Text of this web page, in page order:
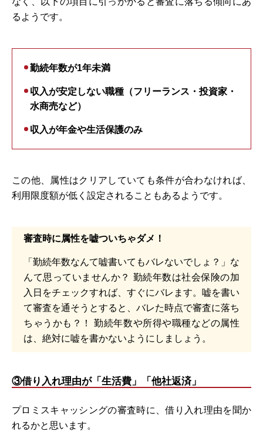
るようです。
勤続年数が1年未満
収入が安定しない職種（フリーランス・投資家・
水商売など）
収入が年金や生活保護のみ
この他、属性はクリアしていても条件が合わなければ、
利用限度額が低く設定されることもあるようです。
審査時に属性を嘘ついちゃダメ！
「勤続年数なんて嘘書いてもバレないでしょ？」な
んて思っていませんか？ 勤続年数は社会保険の加
入日をチェックすれば、すぐにバレます。嘘を書い
て審査を通そうとすると、バレた時点で審査に落ち
ちゃうかも？！ 勤続年数や所得や職種などの属性
は、絶対に嘘を書かないようにしましょう。
③借り入れ理由が「生活費」「他社返済」
プロミスキャッシングの審査時に、借り入れ理由を聞か
れるかと思います。